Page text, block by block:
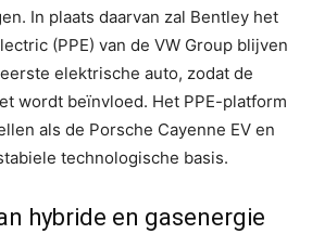
In plaats daarvan zal Bentley het
(PPE) van de VW Group blijven
elektrische auto, zodat de
wordt beïnvloed. Het PPE-platform
als de Porsche Cayenne EV en
technologische basis.
hybride en gasenergie